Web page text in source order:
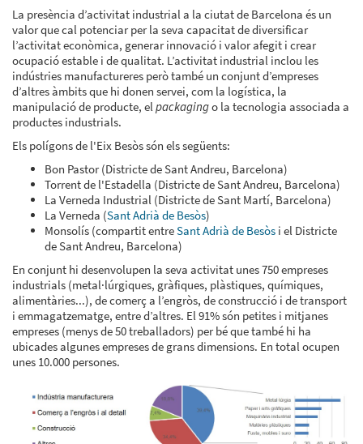
La presència d’activitat industrial a la ciutat de Barcelona és un
valor que cal potenciar per la seva capacitat de diversificar
l’activitat econòmica, generar innovació i valor afegit i crear
ocupació estable i de qualitat. L’activitat industrial inclou les
indústries manufactureres però també un conjunt d’empreses
d’altres àmbits que hi donen servei, com la logística, la
manipulació de producte, elpackagingo la tecnologia associada a
productes industrials.
Els polígons de l'Eix Besòs són els següents:
Bon Pastor (Districte de Sant Andreu, Barcelona)
Torrent de l'Estadella (Districte de Sant Andreu, Barcelona)
La Verneda Industrial (Districte de Sant Martí, Barcelona)
La Verneda (Sant Adrià de Besòs)
Monsolís (compartit entreSant Adrià de Besòs i el Districte
de Sant Andreu, Barcelona)
En conjunt hi desenvolupen la seva activitat unes 750 empreses
industrials (metal·lúrgiques, gràfiques, plàstiques, químiques,
alimentàries...), de comerç a l’engròs, de construcció i de transport
i emmagatzematge, entre d’altres. El 91% són petites i mitjanes
empreses (menys de 50 treballadors) per bé que també hi ha
ubicades algunes empreses de grans dimensions. En total ocupen
unes 10.000 persones.